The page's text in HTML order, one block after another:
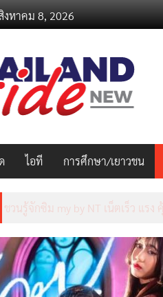
งหาคม 8, 2026
ไอที การศึกษา/เยาวชน
ชวนรู้จักซิม my by NT เน็ตเร็ว แร